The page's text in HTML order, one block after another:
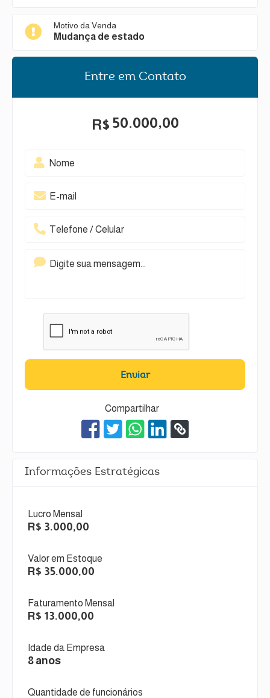
Motivo da Venda
Mudança de estado
Entre em Contato
R$ 50.000,00
Enviar
Compartilhar
Informações Estratégicas
Lucro Mensal
R$ 3.000,00
Valor em Estoque
R$ 35.000,00
Faturamento Mensal
R$ 13.000,00
Idade da Empresa
8 anos
Quantidade de funcionários